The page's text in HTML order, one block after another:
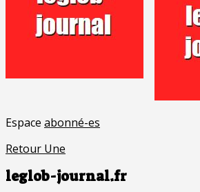
Espace abonné-es
Retour Une
leglob-journal.fr